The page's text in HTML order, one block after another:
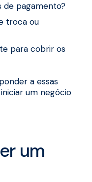
de pagamento?
troca ou
para cobrir os
a essas
um negócio
um